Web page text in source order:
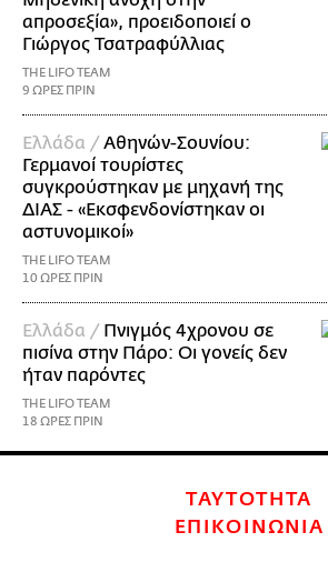
απροσεξία», προειδοποιεί ο
Γιώργος Τσατραφύλλιας
THE LIFO TEAM
9 ΩΡΕΣ ΠΡΙΝ
Ελλάδα /Αθηνών-Σουνίου:
Γερμανοί τουρίστες
συγκρούστηκαν με μηχανή της
ΔΙΑΣ - «Εκσφενδονίστηκαν οι
αστυνομικοί»
THE LIFO TEAM
10 ΩΡΕΣ ΠΡΙΝ
Ελλάδα / Πνιγμός 4χρονου σε
πισίνα στην Πάρο: Οι γονείς δεν
ήταν παρόντες
THE LIFO TEAM
18 ΩΡΕΣ ΠΡΙΝ
ΤΑΥΤΟΤΗΤΑ
ΕΠΙΚΟΙΝΩΝΙΑ